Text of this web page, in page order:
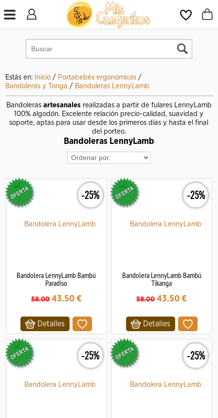
Estás en: Inicio / Portabebés ergonómicos /
Bandoleras y Tonga / Bandoleras LennyLamb
Bandoleras artesanales realizadas a partir de fulares LennyLamb
100% algodón. Excelente relación precio-calidad, suavidad y
soporte, aptas para usar desde los primeros días y hasta el final
del porteo.
Bandoleras LennyLamb
-25%
Bandolera LennyLamb Bambú
Paradiso
58.00 43.50€
Detalles
-25%
Bandolera LennyLamb Bambú
Tikanga
58.00 43.50 €
Detalles
-25% -25%